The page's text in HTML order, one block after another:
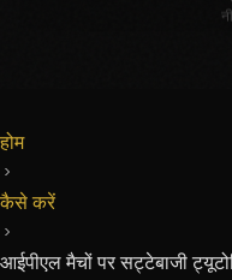
होम
कैसे करें
आईपीएल मैचों पर सट्टेबाजी